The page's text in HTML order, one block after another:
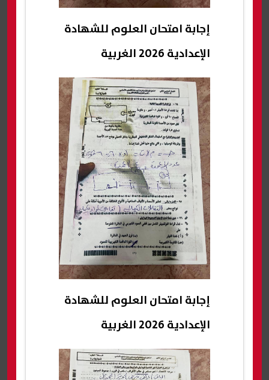
إجابة امتحان العلوم للشهادة
الإعدادية 2026 الغربية
إجابة امتحان العلوم للشهادة
الإعدادية 2026 الغربية